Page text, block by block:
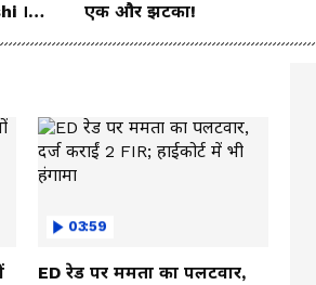
।
एक और झटका!
03:59
ED रेड पर ममता का पलटवार,